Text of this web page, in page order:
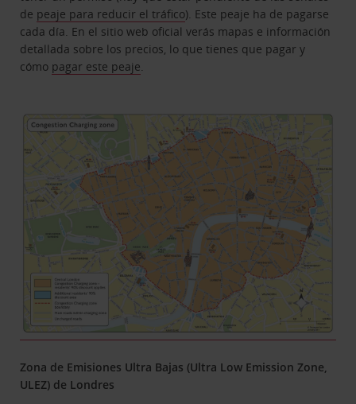
de peaje para reducir el tráfico). Este peaje ha de pagarse
cada día. En el sitio web oficial verás mapas e información
detallada sobre los precios, lo que tienes que pagar y
cómo pagar este peaje.
Zona de Emisiones Ultra Bajas (Ultra Low Emission Zone,
ULEZ) de Londres